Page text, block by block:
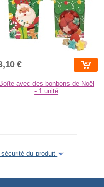
€
Boîte avec des bonbons de Noël
- 1 unité
du produit